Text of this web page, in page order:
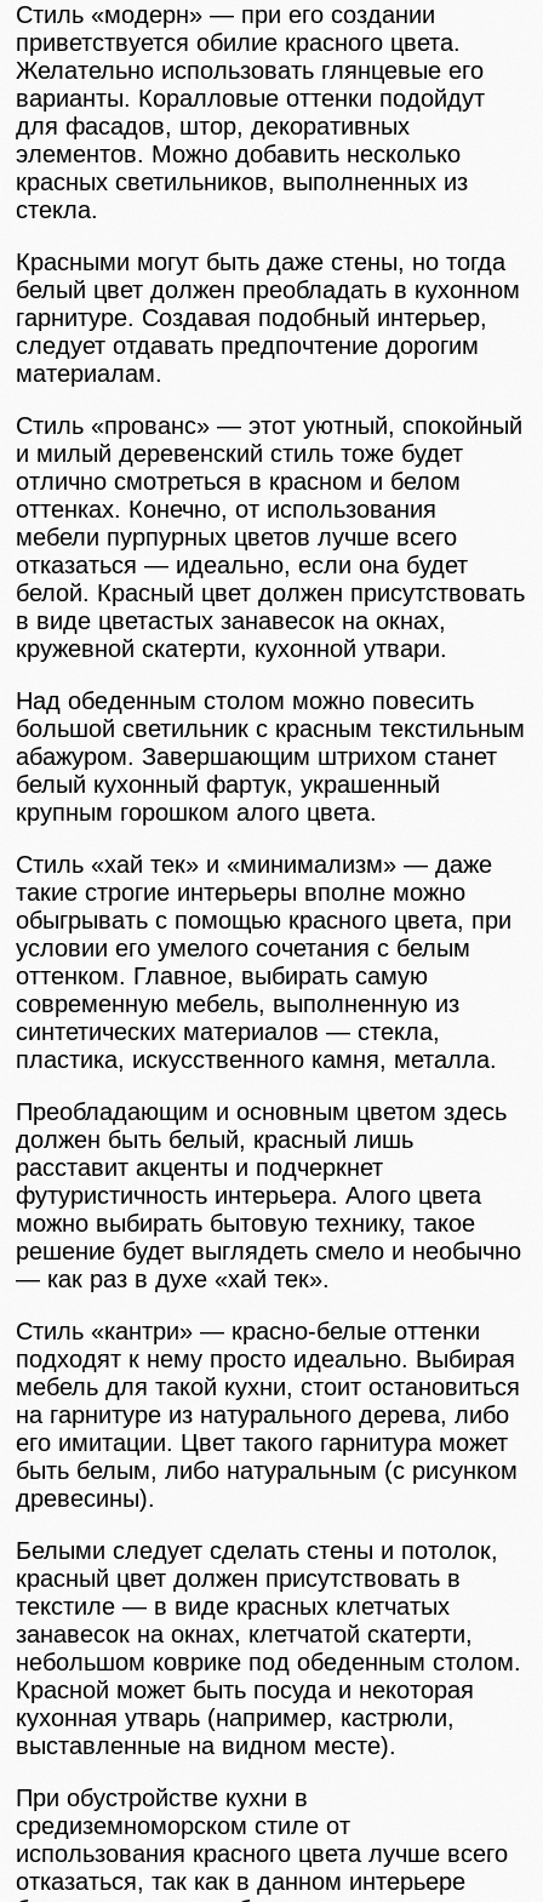
Стиль «модерн» — при его создании
приветствуется обилие красного цвета.
Желательно использовать глянцевые его
варианты. Коралловые оттенки подойдут
для фасадов, штор, декоративных
элементов. Можно добавить несколько
красных светильников, выполненных из
стекла.
Красными могут быть даже стены, но тогда
белый цвет должен преобладать в кухонном
гарнитуре. Создавая подобный интерьер,
следует отдавать предпочтение дорогим
материалам.
Стиль «прованс» — этот уютный, спокойный
и милый деревенский стиль тоже будет
отлично смотреться в красном и белом
оттенках. Конечно, от использования
мебели пурпурных цветов лучше всего
отказаться — идеально, если она будет
белой. Красный цвет должен присутствовать
в виде цветастых занавесок на окнах,
кружевной скатерти, кухонной утвари.
Над обеденным столом можно повесить
большой светильник с красным текстильным
абажуром. Завершающим штрихом станет
белый кухонный фартук, украшенный
крупным горошком алого цвета.
Стиль «хай тек» и «минимализм» — даже
такие строгие интерьеры вполне можно
обыгрывать с помощью красного цвета, при
условии его умелого сочетания с белым
оттенком. Главное, выбирать самую
современную мебель, выполненную из
синтетических материалов — стекла,
пластика, искусственного камня, металла.
Преобладающим и основным цветом здесь
должен быть белый, красный лишь
расставит акценты и подчеркнет
футуристичность интерьера. Алого цвета
можно выбирать бытовую технику, такое
решение будет выглядеть смело и необычно
— как раз в духе «хай тек».
Стиль «кантри» — красно-белые оттенки
подходят к нему просто идеально. Выбирая
мебель для такой кухни, стоит остановиться
на гарнитуре из натурального дерева, либо
его имитации. Цвет такого гарнитура может
быть белым, либо натуральным (с рисунком
древесины).
Белыми следует сделать стены и потолок,
красный цвет должен присутствовать в
текстиле — в виде красных клетчатых
занавесок на окнах, клетчатой скатерти,
небольшом коврике под обеденным столом.
Красной может быть посуда и некоторая
кухонная утварь (например, кастрюли,
выставленные на видном месте).
При обустройстве кухни в
средиземноморском стиле от
использования красного цвета лучше всего
отказаться, так как в данном интерьере